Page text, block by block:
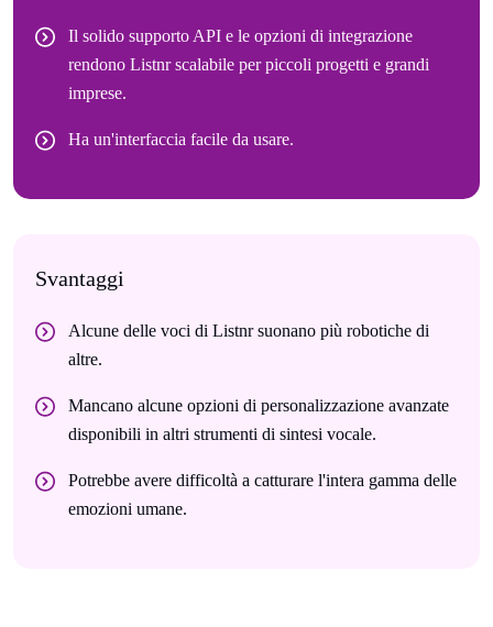
Il solido supporto API e le opzioni di integrazione
rendono Listnr scalabile per piccoli progetti e grandi
imprese.
Ha un'interfaccia facile da usare.
Svantaggi
Alcune delle voci di Listnr suonano più robotiche di
altre.
Mancano alcune opzioni di personalizzazione avanzate
disponibili in altri strumenti di sintesi vocale.
Potrebbe avere difficoltà a catturare l'intera gamma delle
emozioni umane.